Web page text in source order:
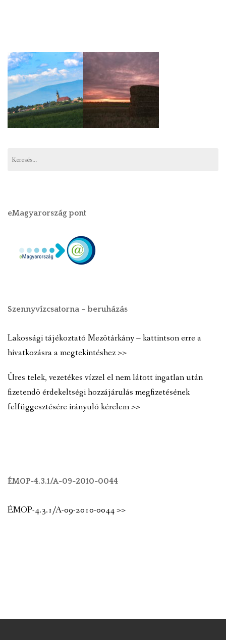
eMagyarország pont
Szennyvízcsatorna – beruházás
Lakossági tájékoztató Mezõtárkány – kattintson erre a
hivatkozásra a megtekintéshez >>
Üres telek, vezetékes vízzel el nem látott ingatlan után
fizetendõ érdekeltségi hozzájárulás megfizetésének
felfüggesztésére irányuló kérelem >>
ÉMOP-4.3.1/A-09-2010-0044
ÉMOP-4.3.1/A-09-2010-0044 >>